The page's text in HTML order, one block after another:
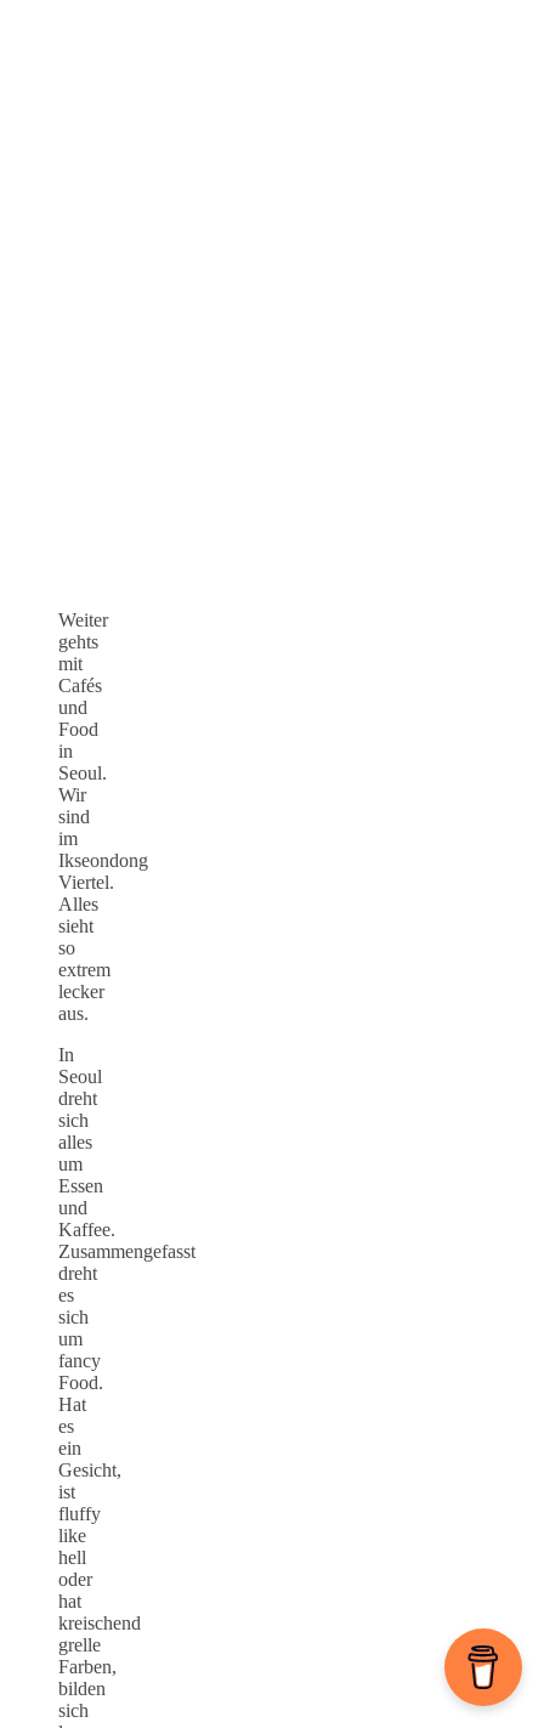
Weiter
gehts
mit
Cafés
und
Food
in
Seoul.
Wir
sind
im
Ikseondong
Viertel.
Alles
sieht
so
extrem
lecker
aus.
In
Seoul
dreht
sich
alles
um
Essen
und
Kaffee.
Zusammengefasst
dreht
es
sich
um
fancy
Food.
Hat
es
ein
Gesicht,
ist
fluffy
like
hell
oder
hat
kreischend
grelle
Farben,
bilden
sich